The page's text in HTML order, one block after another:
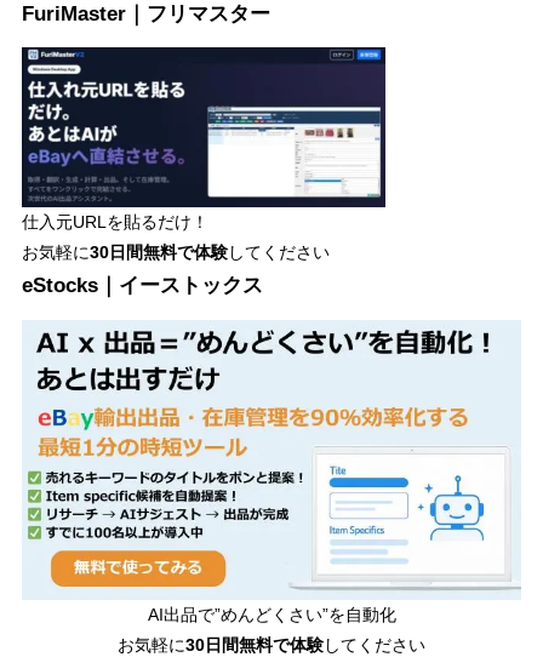
FuriMaster｜フリマスター
仕入元URLを貼るだけ！
お気軽に30日間無料で体験してください
eStocks｜イーストックス
AI出品で”めんどくさい”を自動化
お気軽に30日間無料で体験してください